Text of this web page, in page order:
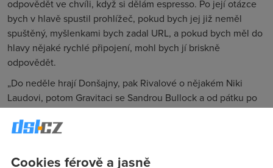
odpovědět ve chvíli, když si dělám espresso. Po její otázce
bych v hlavě spustil prohlížeč, pokud bych jej již neměl
spuštěný, myšlenkami bych zadal URL, a pokud bych měl do
hlavy nějaké rychlé připojení, mohl bych jí briskně
odpovědět.
„Do neděle hrají Donšajny, pak Rivalové o nějakém Niki
Laudovi, potom Gravitaci se Sandrou Bullock a od pátku po
celý víkend Kameňák 4,“ odrecitoval bych spatra, tamperem
nonšalantně stlačil kávu a nasadil ležérně páku.
vaření. Kolik potřebuji vody, když budu chtít podusit houby
Cookies férově a jasně